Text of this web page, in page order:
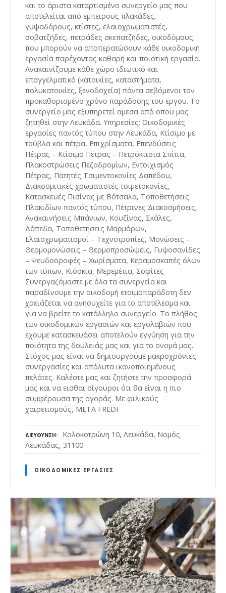
και το άριστα καταρτισμένο συνεργείο μας που
αποτελείται από εμπειρους πλακάδες,
γυψαδόρους, κτίστες, ελαιοχρωματιστές,
σοβατζήδες, πετράδες σκεπατζήδες, οικοδόμους
που μπορούν να αποπερατώσουν κάθε οικοδομική
εργασία παρέχοντας καθαρή και ποιοτική εργασία.
Ανακαινίζουμε κάθε χώρο ιδιωτικό και
επαγγελματικό (κατοικίες, καταστήματα,
πολυκατοικίες, ξενοδοχεία) πάντα σεβόμενοι τον
προκαθορισμένο χρόνο παράδοσης του εργου. Το
συνεργείο μας εξυπηρετεί αμεσα από οπου μας
ζητηθεί στην Λευκάδα. Υπηρεσίες: Οικοδομικές
εργασίες παντός τύπου στην Λευκάδα, Κτίσιμο με
τούβλα και πέτρα, Επιχρίσματα, Επενδύσεις
Πέτρας – Κτίσιμο Πέτρας – Πετρόκτιστα Σπίτια,
Πλακοστρώσεις Πεζοδρομίων, Εντοιχισμός
Πέτρας, Πατητές Τσιμεντοκονίες Δαπέδου,
Διακοσμιτικές χρωματιστές τσιμετοκονίες,
Κατασκευές Πισίνας με Βότσαλα, Τοποθετήσεις
Πλακιδίων παντός τύπου, Πέτρινες Διακοσμήσεις,
Ανακαινήσεις Μπάνιων, Κουζίνας, Σκάλες,
Δάπεδα, Τοποθετήσεις Μαρμάρων,
Ελαιοχρωματισμοί – Τεχνοτροπίες, Μονώσεις –
Θερμομονώσεις – Θερμοπροσώψεις, Γυψοσανίδες
– Ψευδοοροφές – Χωρίσματα, Κεραμοσκαπές όλων
των τύπων, Κιόσκια, Μερεμέτια, Σοφίτες
Συνεργαζόμαστε με όλα τα συνεργεία και
παραδίνουμε την οικοδομή ετοιμοπαράδοτη δεν
χρειάζεται να ανησυχείτε για το αποτέλεσμα και
για να βρείτε το κατάλληλο συνεργείο. Το πλήθος
των οικοδομικών εργασιών και εργολαβιών που
εχουμε κατασκευάσει αποτελούν εγγύηση για την
ποιότητα της δουλειάς μας και για το ονομά μας.
Στόχος μας είναι να δημιουργούμε μακροχρόνιες
συνεργασίες και απόλυτα ικανοποιημένους
πελάτες. Καλέστε μας και ζητήστε την προσφορά
μας και να εισθαι σίγουροι ότι θα είναι η πιο
συμφέρουσα της αγοράς. Με φιλικούς
χαιρετισμούς, META FREDI
ΔΙΕΎΘΥΝΣΗ
Κολοκοτρώνη 10, Λευκάδα, Νομός
Λευκάδας, 31100
ΟΙΚΟΔΟΜΙΚΈΣ ΕΡΓΑΣΊΕΣ